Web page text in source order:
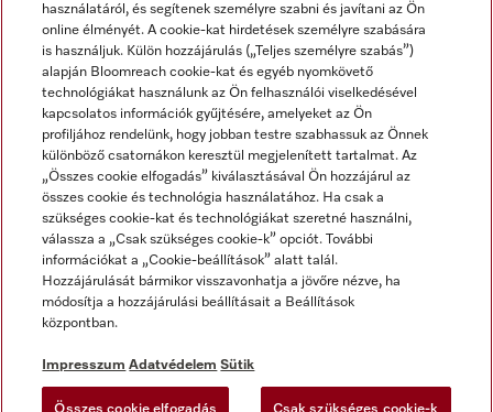
Impresszum
ÁSZF
Adatvédelem
Felhasználási feltételek
Akadálymentességi Nyilatkozat
Digitális Szolgáltatásokról szóló törvény
Miele a YouTube-on
Miele a Facebookon
Miele az Instagramon
használatáról, és segítenek személyre szabni és javítani az Ön
online élményét. A cookie-kat hirdetések személyre szabására
is használjuk. Külön hozzájárulás („Teljes személyre szabás”)
alapján Bloomreach cookie-kat és egyéb nyomkövető
technológiákat használunk az Ön felhasználói viselkedésével
kapcsolatos információk gyűjtésére, amelyeket az Ön
profiljához rendelünk, hogy jobban testre szabhassuk az Önnek
különböző csatornákon keresztül megjelenített tartalmat. Az
„Összes cookie elfogadás” kiválasztásával Ön hozzájárul az
összes cookie és technológia használatához. Ha csak a
szükséges cookie-kat és technológiákat szeretné használni,
válassza a „Csak szükséges cookie-k” opciót. További
információkat a „Cookie-beállítások” alatt talál.
Hozzájárulását bármikor visszavonhatja a jövőre nézve, ha
módosítja a hozzájárulási beállításait a Beállítások
központban.
Impresszum Adatvédelem Sütik